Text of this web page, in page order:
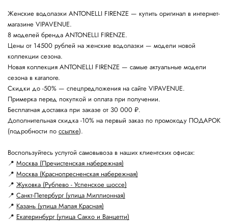
Женские водолазки ANTONELLI FIRENZE — купить оригинал в интернет-
магазине VIPAVENUE.
8 моделей бренда ANTONELLI FIRENZE.
Цены от 14500 рублей на женские водолазки — модели новой
коллекции сезона.
Новая коллекция ANTONELLI FIRENZE — самые актуальные модели
сезона в каталоге.
Скидки до -50% — спецпредложения на сайте VIPAVENUE.
Примерка перед покупкой и оплата при получении.
Бесплатная доставка при заказе от 30 000 ₽.
Дополнительная скидка -10% на первый заказ по промокоду ПОДАРОК
(подробности по ссылке).
Воспользуйтесь услугой самовывоза в наших клиентских офисах:
📍 Москва (Пречистенская набережная)
📍 Москва (Краснопресненская набережная)
📍 Жуковка (Рублево - Успенское шоссе)
📍 Санкт-Петербург (улица Миллионная)
📍 Казань (улица Малая Красная)
📍 Екатеринбург (улица Сакко и Ванцетти)